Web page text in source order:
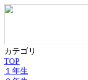
カテゴリ
TOP
１年生